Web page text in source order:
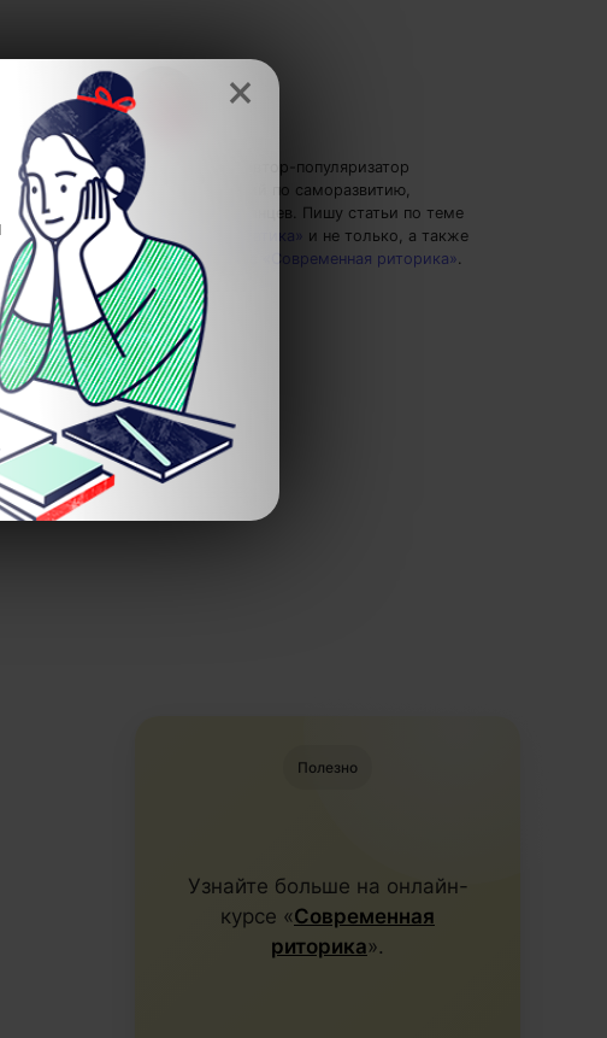
Елена Ланта
— автор-популяризатор
экспертных знаний по саморазвитию,
преподаватель танцев. Пишу статьи по теме
«Цифры и математика»
и не только, а также
рекомендую курс
«Современная риторика».
Полезно
Узнайте больше на онлайн-
курсе «Современная
риторика».
×